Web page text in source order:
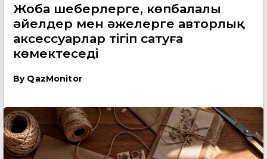
Жоба шеберлерге, көпбалалы
әйелдер мен әжелерге авторлық
аксессуарлар тігіп сатуға
көмектеседі
By QazMonitor